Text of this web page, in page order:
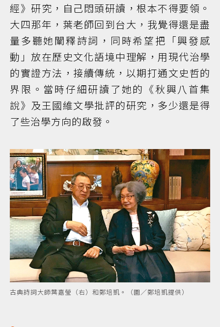
經》研究，自己悶頭研讀，根本不得要領。
大四那年，葉老師回到台大，我覺得還是盡
量多聽她闡釋詩詞，同時希望把「興發感
動」放在歷史文化語境中理解，用現代治學
的實證方法，接續傳統，以期打通文史哲的
界限。當時仔細研讀了她的《秋興八首集
說》及王國維文學批評的研究，多少還是得
了些治學方向的啟發。
古典詩詞大師葉嘉瑩（右）和鄭培凱。（圖／鄭培凱提供）